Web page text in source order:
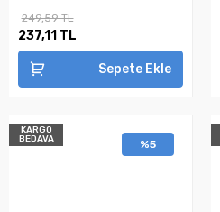
249,59 TL
237,11 TL
Sepete Ekle
KARGO
BEDAVA
%5